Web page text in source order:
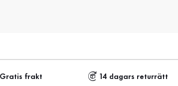
Gratis frakt 14 dagars returrätt